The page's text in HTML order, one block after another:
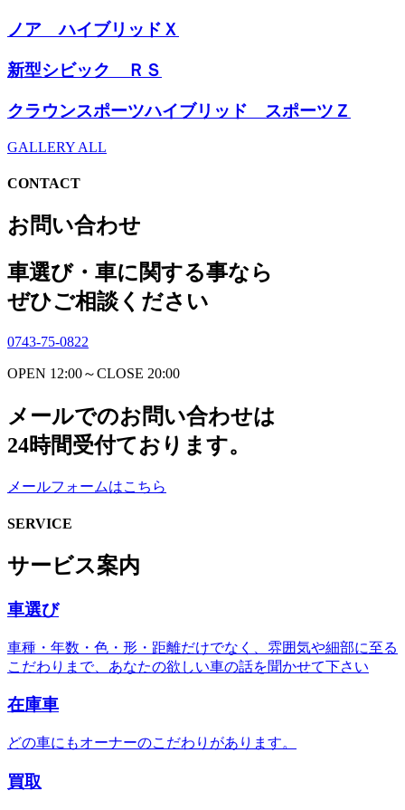
ノア ハイブリッドＸ
新型シビック ＲＳ
クラウンスポーツハイブリッド スポーツＺ
GALLERY ALL
CONTACT
お問い合わせ
車選び・車に関する事なら
ぜひご相談ください
0743-75-0822
OPEN 12:00～CLOSE 20:00
メールでのお問い合わせは
24時間受付ております。
メールフォームはこちら
SERVICE
サービス案内
車選び
車種・年数・色・形・距離だけでなく、雰囲気や細部に至る
こだわりまで、あなたの欲しい車の話を聞かせて下さい
在庫車
どの車にもオーナーのこだわりがあります。
買取